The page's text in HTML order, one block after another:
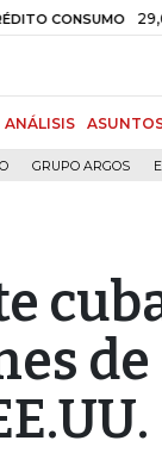
29,66%
ANÁLISIS
GRUPO ARGOS